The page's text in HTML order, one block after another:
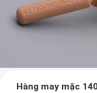
Hàng may mặc